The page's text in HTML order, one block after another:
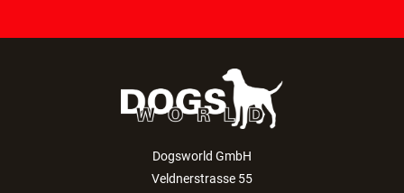
Dogsworld GmbH
Veldnerstrasse 55